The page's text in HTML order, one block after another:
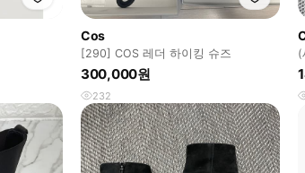
Cos
[290] COS 레더 하이킹 슈즈
300,000원
232
(